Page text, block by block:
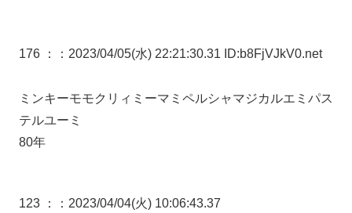
176 ： ：2023/04/05(水) 22:21:30.31 ID:b8FjVJkV0.net
ミンキーモモクリィミーマミペルシャマジカルエミパス
テルユーミ
80年
123 ：
：2023/04/04(火) 10:06:43.37